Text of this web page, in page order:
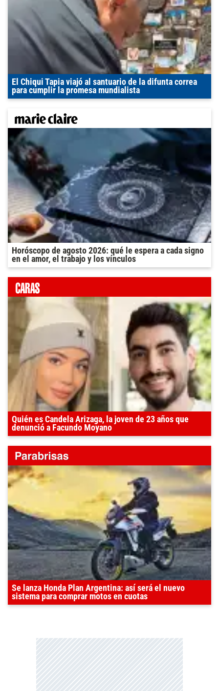
El Chiqui Tapia viajó al santuario de la difunta correa
para cumplir la promesa mundialista
Horóscopo de agosto 2026: qué le espera a cada signo
en el amor, el trabajo y los vínculos
Quién es Candela Arizaga, la joven de 23 años que
denunció a Facundo Moyano
Se lanza Honda Plan Argentina: así será el nuevo
sistema para comprar motos en cuotas